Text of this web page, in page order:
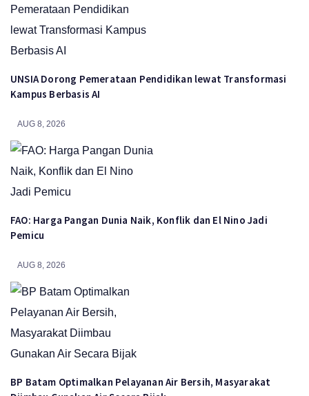
UNSIA Dorong Pemerataan Pendidikan lewat Transformasi
Kampus Berbasis AI
AUG 8, 2026
FAO: Harga Pangan Dunia Naik, Konflik dan El Nino Jadi
Pemicu
AUG 8, 2026
BP Batam Optimalkan Pelayanan Air Bersih, Masyarakat